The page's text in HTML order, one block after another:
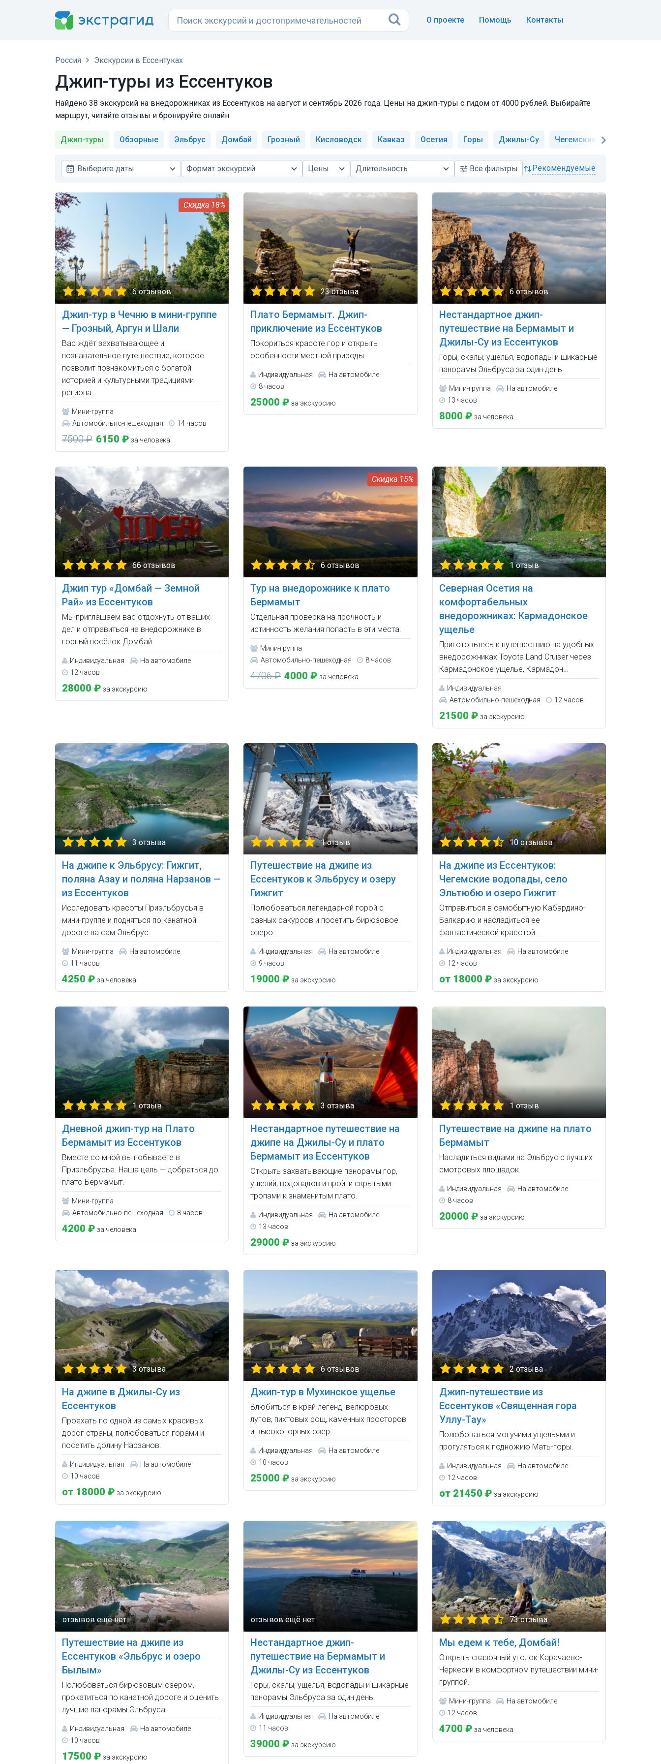
О проекте Помощь Контакты
Россия Экскурсии в Ессентуках
Джип-туры из Ессентуков
Найдено 38 экскурсий на внедорожниках из Ессентуков на август и сентябрь 2026 года. Цены на джип-туры с гидом от 4000 рублей. Выбирайте
маршрут, читайте отзывы и бронируйте онлайн.
Джип-туры Обзорные Эльбрус Домбай Грозный Кисловодск Кавказ Осетия Горы Джилы-Су Чегемские водопады
Выберите даты Формат экскурсий Цены Длительность Все фильтры рекомендуемые
18%
6 отзывов
Джип-тур в Чечню в мини-группе
— Грозный, Аргун и Шали
Вас ждёт захватывающее и
познавательное путешествие, которое
позволит познакомиться с богатой
историей и культурными традициями
региона.
Мини-группа
Автомобильно-пешеходная
14 часов
7500 ₽ 6150 ₽ за человека
23 отзыва
Плато Бермамыт. Джип-
приключение из Ессентуков
Покориться красоте гор и открыть
особенности местной природы.
Индивидуальная
На автомобиле
8 часов
25000 ₽ за экскурсию
6 отзывов
Нестандартное джип-
путешествие на Бермамыт и
Джилы-Су из Ессентуков
Горы, скалы, ущелья, водопады и шикарные
панорамы Эльбруса за один день.
Мини-группа
На автомобиле
13 часов
8000 ₽ за человека
66 отзывов
Джип тур «Домбай — Земной
Рай» из Ессентуков
Мы приглашаем вас отдохнуть от ваших
дел и отправиться на внедорожнике в
горный посёлок Домбай.
Индивидуальная
На автомобиле
12 часов
28000 ₽ за экскурсию
15%
6 отзывов
Тур на внедорожнике к плато
Бермамыт
Отдельная проверка на прочность и
истинность желания попасть в эти места.
Мини-группа
Автомобильно-пешеходная
8 часов
4706 ₽ 4000 ₽ за человека
1 отзыв
Северная Осетия на
комфортабельных
внедорожниках: Кармадонское
ущелье
Приготовьтесь к путешествию на удобных
внедорожниках Toyota Land Cruiser через
Кармадонское ущелье, Кармадон…
Индивидуальная
Автомобильно-пешеходная
12 часов
21500 ₽ за экскурсию
3 отзыва
На джипе к Эльбрусу: Гижгит,
поляна Азау и поляна Нарзанов —
из Ессентуков
Исследовать красоты Приэльбрусья в
мини-группе и подняться по канатной
дороге на сам Эльбрус.
Мини-группа
На автомобиле
11 часов
4250 ₽ за человека
1 отзыв
Путешествие на джипе из
Ессентуков к Эльбрусу и озеру
Гижгит
Полюбоваться легендарной горой с
разных ракурсов и посетить бирюзовое
озеро.
Индивидуальная
На автомобиле
9 часов
19000 ₽ за экскурсию
10 отзывов
На джипе из Ессентуков:
Чегемские водопады, село
Эльтюбю и озеро Гижгит
Отправиться в самобытную Кабардино-
Балкарию и насладиться ее
фантастической красотой.
Индивидуальная
На автомобиле
12 часов
от 18000 ₽ за экскурсию
1 отзыв
Дневной джип-тур на Плато
Бермамыт из Ессентуков
Вместе со мной вы побываете в
Приэльбрусье. Наша цель — добраться до
плато Бермамыт.
Мини-группа
Автомобильно-пешеходная
8 часов
4200 ₽ за человека
3 отзыва
Нестандартное путешествие на
джипе на Джилы-Су и плато
Бермамыт из Ессентуков
Открыть захватывающие панорамы гор,
ущелий, водопадов и пройти скрытыми
тропами к знаменитым плато.
Индивидуальная
На автомобиле
13 часов
29000 ₽ за экскурсию
1 отзыв
Путешествие на джипе на плато
Бермамыт
Насладиться видами на Эльбрус с лучших
смотровых площадок.
Индивидуальная
На автомобиле
8 часов
20000 ₽ за экскурсию
3 отзыва
На джипе в Джилы-Су из
Ессентуков
Проехать по одной из самых красивых
дорог страны, полюбоваться горами и
посетить долину Нарзанов.
Индивидуальная
На автомобиле
10 часов
от 18000 ₽ за экскурсию
6 отзывов
Джип-тур в Мухинское ущелье
Влюбиться в край легенд, велюровых
лугов, пихтовых рощ, каменных просторов
и высокогорных озер.
Индивидуальная
На автомобиле
10 часов
25000 ₽ за экскурсию
2 отзыва
Джип-путешествие из
Ессентуков «Священная гора
Уллу-Тау»
Полюбоваться могучими ущельями и
прогуляться к подножию Мать-горы.
Индивидуальная
На автомобиле
12 часов
от 21450 ₽ за экскурсию
Путешествие на джипе из
Ессентуков «Эльбрус и озеро
Былым»
Полюбоваться бирюзовым озером,
прокатиться по канатной дороге и оценить
лучшие панорамы Эльбруса.
Индивидуальная
На автомобиле
10 часов
17500 ₽ за экскурсию
Нестандартное джип-
путешествие на Бермамыт и
Джилы-Су из Ессентуков
Горы, скалы, ущелья, водопады и шикарные
панорамы Эльбруса за один день.
Индивидуальная
На автомобиле
11 часов
39000 ₽ за экскурсию
73 отзыва
Мы едем к тебе, Домбай!
Открыть сказочный уголок Карачаево-
Черкесии в комфортном путешествии мини-
группой.
Мини-группа
На автомобиле
12 часов
4700 ₽ за человека